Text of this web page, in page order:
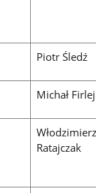
Piotr Śledź
Michał Firlej
Ratajczak